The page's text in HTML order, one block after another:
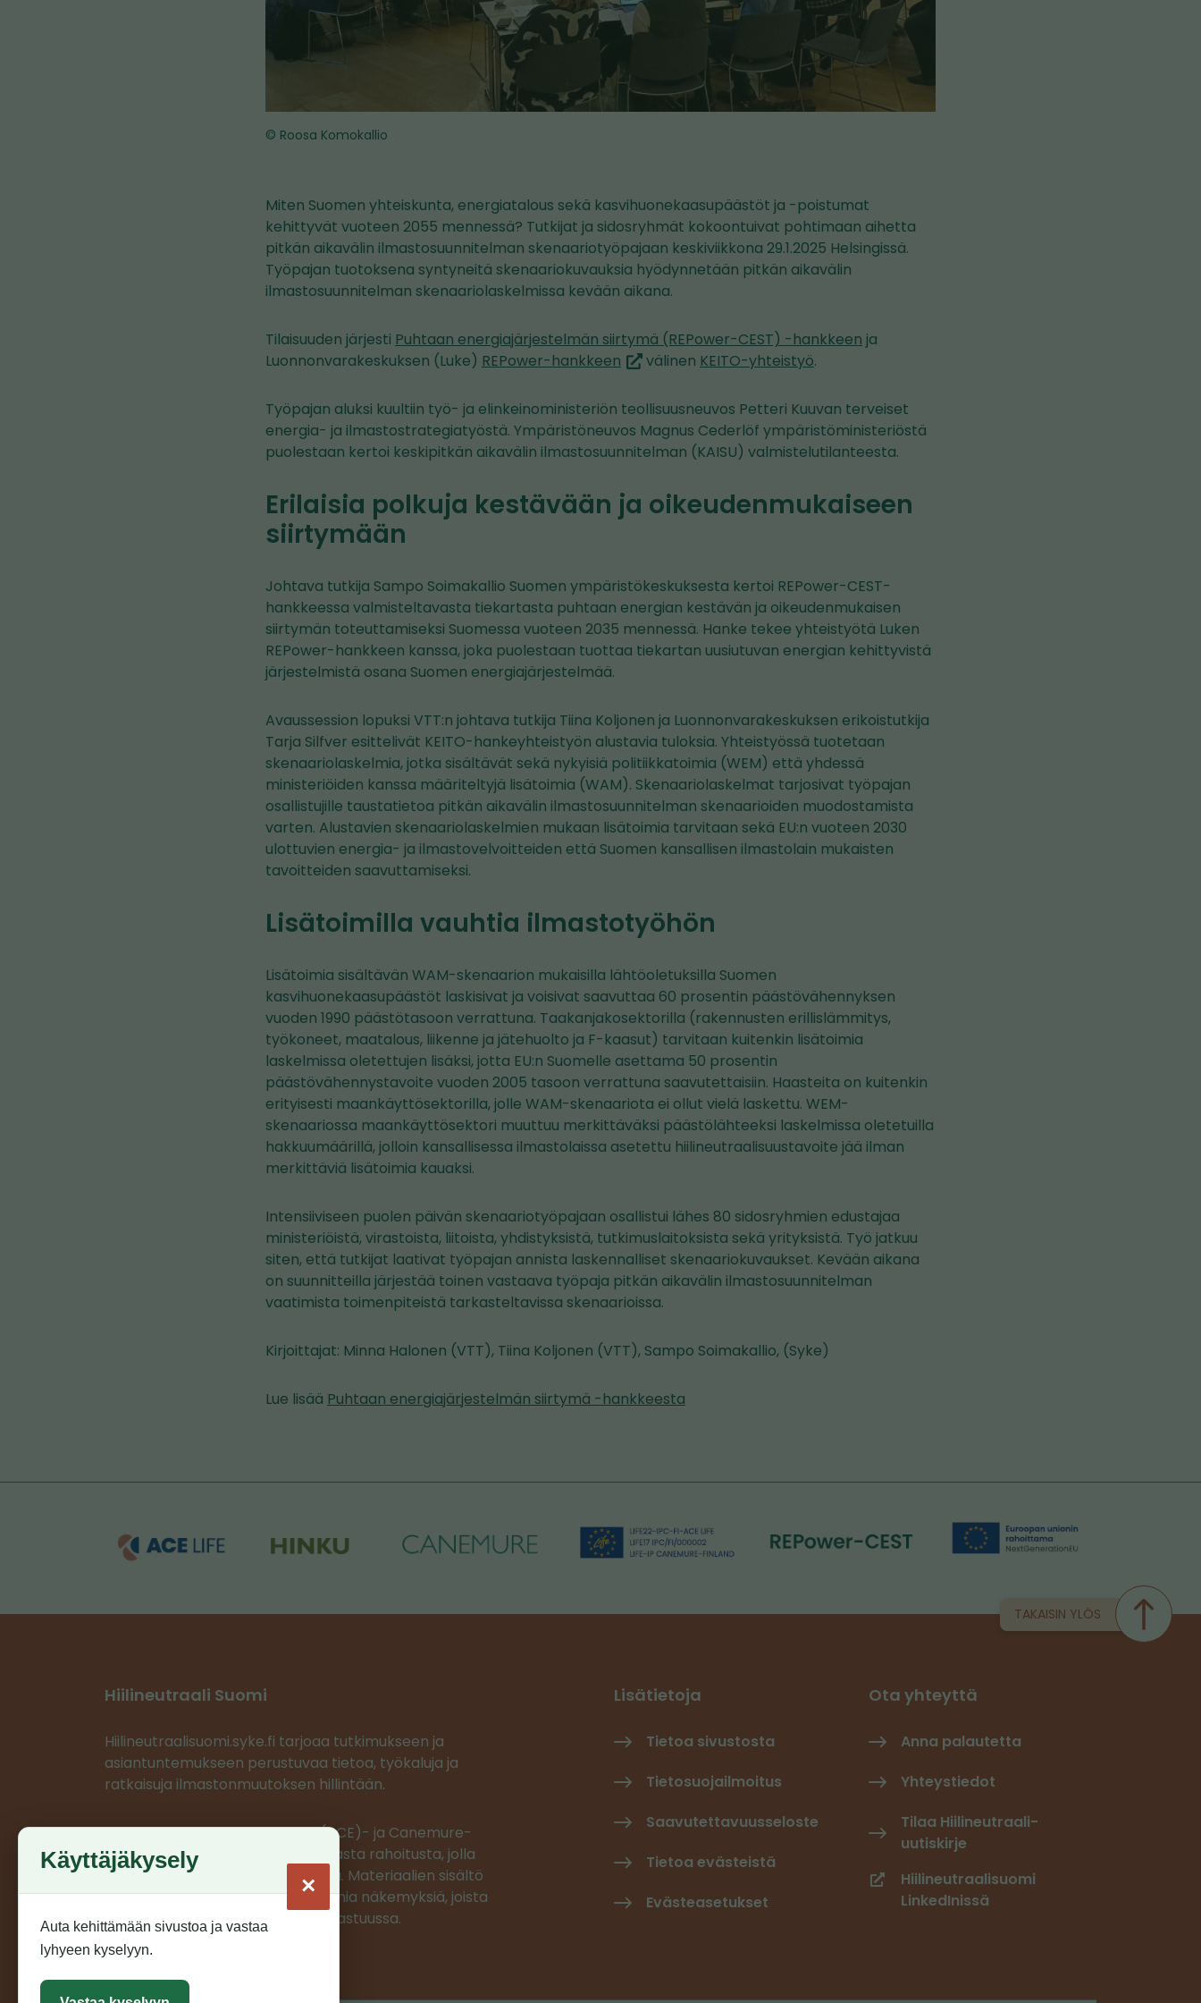
© Roosa Komokallio
Miten Suomen yhteiskunta, energiatalous sekä kasvihuonekaasupäästöt ja -poistumat
kehittyvät vuoteen 2055 mennessä? Tutkijat ja sidosryhmät kokoontuivat pohtimaan aihetta
pitkän aikavälin ilmastosuunnitelman skenaariotyöpajaan keskiviikkona 29.1.2025 Helsingissä.
Työpajan tuotoksena syntyneitä skenaariokuvauksia hyödynnetään pitkän aikavälin
ilmastosuunnitelman skenaariolaskelmissa kevään aikana.
Tilaisuuden järjesti Puhtaan energiajärjestelmän siirtymä (REPower-CEST) -hankkeen ja
Luonnonvarakeskuksen (Luke) REPower-hankkeen (siirryt
palveluun)
välinen KEITO-yhteistyö.
Työpajan aluksi kuultiin työ- ja elinkeinoministeriön teollisuusneuvos Petteri Kuuvan terveiset
energia- ja ilmastostrategiatyöstä. Ympäristöneuvos Magnus Cederlöf ympäristöministeriöstä
puolestaan kertoi keskipitkän aikavälin ilmastosuunnitelman (KAISU) valmistelutilanteesta.
Erilaisia polkuja kestävään ja oikeudenmukaiseen
siirtymään
Johtava tutkija Sampo Soimakallio Suomen ympäristökeskuksesta kertoi REPower-CEST-
hankkeessa valmisteltavasta tiekartasta puhtaan energian kestävän ja oikeudenmukaisen
siirtymän toteuttamiseksi Suomessa vuoteen 2035 mennessä. Hanke tekee yhteistyötä Luken
REPower-hankkeen kanssa, joka puolestaan tuottaa tiekartan uusiutuvan energian kehittyvistä
järjestelmistä osana Suomen energiajärjestelmää.
Avaussession lopuksi VTT:n johtava tutkija Tiina Koljonen ja Luonnonvarakeskuksen erikoistutkija
Tarja Silfver esittelivät KEITO-hankeyhteistyön alustavia tuloksia. Yhteistyössä tuotetaan
skenaariolaskelmia, jotka sisältävät sekä nykyisiä politiikkatoimia (WEM) että yhdessä
ministeriöiden kanssa määriteltyjä lisätoimia (WAM). Skenaariolaskelmat tarjosivat työpajan
osallistujille taustatietoa pitkän aikavälin ilmastosuunnitelman skenaarioiden muodostamista
varten. Alustavien skenaariolaskelmien mukaan lisätoimia tarvitaan sekä EU:n vuoteen 2030
ulottuvien energia- ja ilmastovelvoitteiden että Suomen kansallisen ilmastolain mukaisten
tavoitteiden saavuttamiseksi.
Lisätoimilla vauhtia ilmastotyöhön
Lisätoimia sisältävän WAM-skenaarion mukaisilla lähtöoletuksilla Suomen
kasvihuonekaasupäästöt laskisivat ja voisivat saavuttaa 60 prosentin päästövähennyksen
vuoden 1990 päästötasoon verrattuna. Taakanjakosektorilla (rakennusten erillislämmitys,
työkoneet, maatalous, liikenne ja jätehuolto ja F-kaasut) tarvitaan kuitenkin lisätoimia
laskelmissa oletettujen lisäksi, jotta EU:n Suomelle asettama 50 prosentin
päästövähennystavoite vuoden 2005 tasoon verrattuna saavutettaisiin. Haasteita on kuitenkin
erityisesti maankäyttösektorilla, jolle WAM-skenaariota ei ollut vielä laskettu. WEM-
skenaariossa maankäyttösektori muuttuu merkittäväksi päästölähteeksi laskelmissa oletetuilla
hakkuumäärillä, jolloin kansallisessa ilmastolaissa asetettu hiilineutraalisuustavoite jää ilman
merkittäviä lisätoimia kauaksi.
Intensiiviseen puolen päivän skenaariotyöpajaan osallistui lähes 80 sidosryhmien edustajaa
ministeriöistä, virastoista, liitoista, yhdistyksistä, tutkimuslaitoksista sekä yrityksistä. Työ jatkuu
siten, että tutkijat laativat työpajan annista laskennalliset skenaariokuvaukset. Kevään aikana
on suunnitteilla järjestää toinen vastaava työpaja pitkän aikavälin ilmastosuunnitelman
vaatimista toimenpiteistä tarkasteltavissa skenaarioissa.
Kirjoittajat: Minna Halonen (VTT), Tiina Koljonen (VTT), Sampo Soimakallio, (Syke)
Lue lisää Puhtaan energiajärjestelmän siirtymä -hankkeesta
TAKAISIN YLÖS
Hiilineutraali Suomi
Hiilineutraalisuomi.syke.fi tarjoaa tutkimukseen ja
asiantuntemukseen perustuvaa tietoa, työkaluja ja
ratkaisuja ilmastonmuutoksen hillintään.
Ilmastoratkaisujen vauhdittaja (ACE)- ja Canemure-
projektit saavat EU:n LIFE-ohjelmasta rahoitusta, jolla
projektien materiaalit on tuotettu. Materiaalien sisältö
edustaa ainoastaan projektien omia näkemyksiä, joista
CINEA/Euroopan komissio ei ole vastuussa.
Lisätietoja
Tietoa sivustosta
Tietosuojailmoitus
Saavutettavuusseloste
Tietoa evästeistä
Evästeasetukset
Ota yhteyttä
Anna palautetta
Yhteystiedot
Tilaa Hiilineutraali-
uutiskirje
Hiilineutraalisuomi
LinkedInissä
Käyttäjäkysely
×
Auta kehittämään sivustoa ja vastaa
lyhyeen kyselyyn.